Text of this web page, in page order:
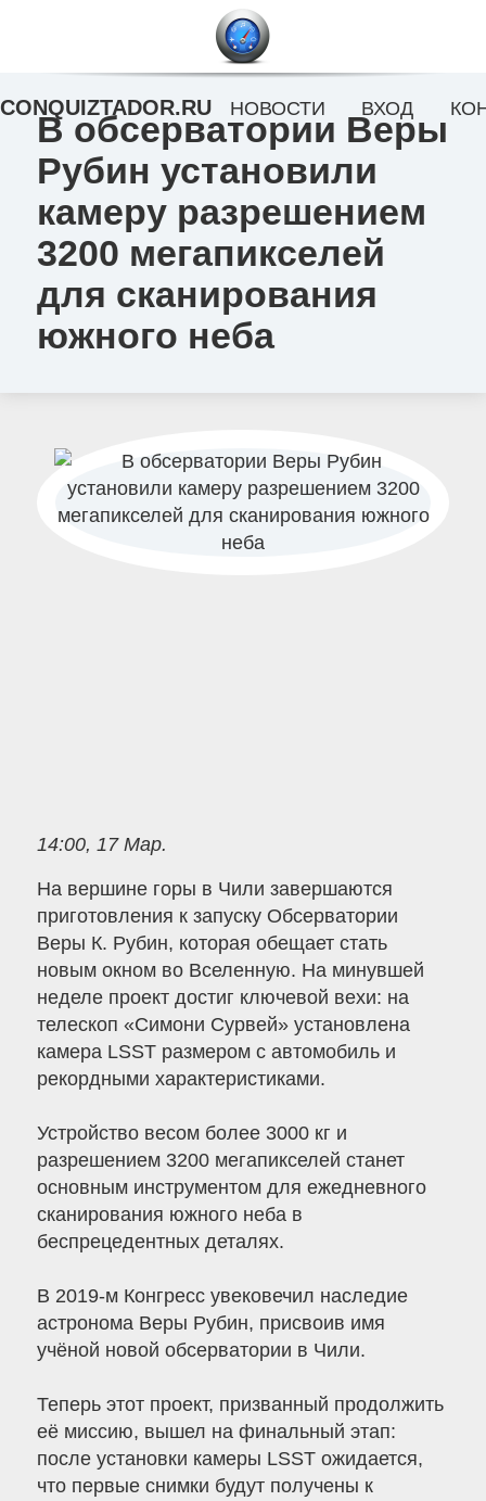
В обсерватории Веры
Рубин установили
камеру разрешением
3200 мегапикселей
для сканирования
южного неба
14:00, 17 Мар.
На вершине горы в Чили завершаются
приготовления к запуску Обсерватории
Веры К. Рубин, которая обещает стать
новым окном во Вселенную. На минувшей
неделе проект достиг ключевой вехи: на
телескоп «Симони Сурвей» установлена
камера LSST размером с автомобиль и
рекордными характеристиками.
Устройство весом более 3000 кг и
разрешением 3200 мегапикселей станет
основным инструментом для ежедневного
сканирования южного неба в
беспрецедентных деталях.
В 2019-м Конгресс увековечил наследие
астронома Веры Рубин, присвоив имя
учёной новой обсерватории в Чили.
Теперь этот проект, призванный продолжить
её миссию, вышел на финальный этап:
после установки камеры LSST ожидается,
что первые снимки будут получены к
CONQUIZTADOR.RU НОВОСТИ ВХОД